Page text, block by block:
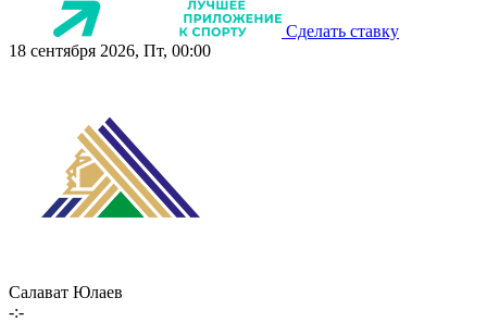
Сделать ставку
18 сентября 2026, Пт, 00:00
Салават Юлаев
-:-